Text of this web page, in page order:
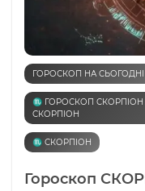
ГОРОСКОП НА СЬОГОДНІ
♏️ ГОРОСКОП
СКОРПІОН
♏️ СКОРПІОН
Гороскоп